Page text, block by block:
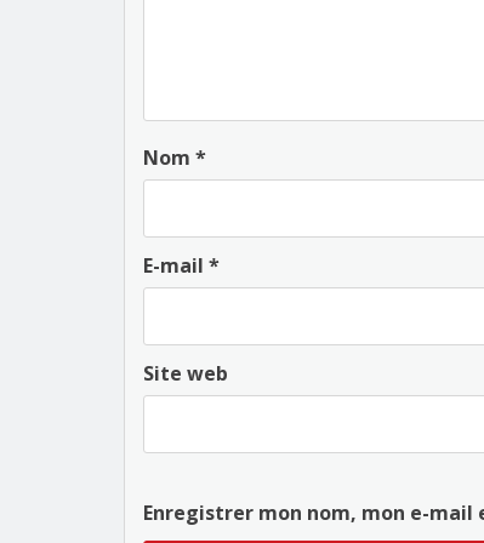
Nom *
E-mail *
Site web
Enregistrer mon nom, mon e-